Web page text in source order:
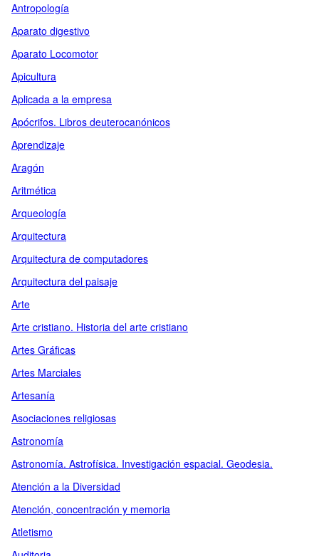
Antropología
Aparato digestivo
Aparato Locomotor
Apicultura
Aplicada a la empresa
Apócrifos. Libros deuterocanónicos
Aprendizaje
Aragón
Aritmética
Arqueología
Arquitectura
Arquitectura de computadores
Arquitectura del paisaje
Arte
Arte cristiano. Historia del arte cristiano
Artes Gráficas
Artes Marciales
Artesanía
Asociaciones religiosas
Astronomía
Astronomía. Astrofísica. Investigación espacial. Geodesia.
Atención a la Diversidad
Atención, concentración y memoria
Atletismo